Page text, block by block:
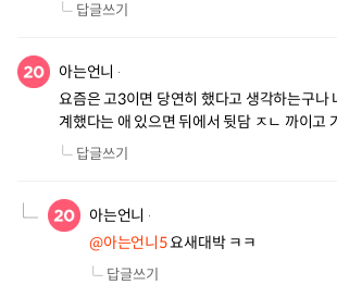
답글쓰기
아는언니
요즘은 고3이면 당연히 했다고 생각하는구나
계했다는 애 있으면 뒤에서 뒷담 ㅈㄴ 까이고
답글쓰기
아는언니
@아는언니5 요새대박 ㅋㅋ
답글쓰기